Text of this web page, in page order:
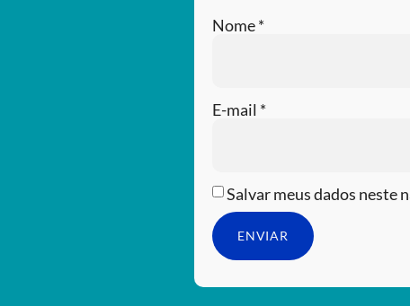
Nome*
E-mail *
Salvar meus dados neste